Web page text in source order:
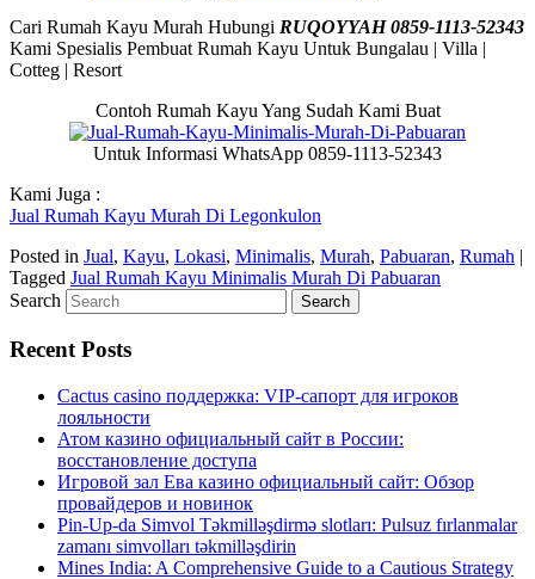
Cari Rumah Kayu Murah Hubungi RUQOYYAH 0859-1113-52343
Kami Spesialis Pembuat Rumah Kayu Untuk Bungalau | Villa |
Cotteg | Resort
Contoh Rumah Kayu Yang Sudah Kami Buat
Untuk Informasi WhatsApp 0859-1113-52343
Kami Juga :
Jual Rumah Kayu Murah Di Legonkulon
Posted in Jual, Kayu, Lokasi, Minimalis, Murah, Pabuaran, Rumah |
Tagged Jual Rumah Kayu Minimalis Murah Di Pabuaran
Search
Recent Posts
Cactus casino поддержка: VIP-сапорт для игроков
лояльности
Атом казино официальный сайт в России:
восстановление доступа
Игровой зал Ева казино официальный сайт: Обзор
провайдеров и новинок
Pin-Up-da Simvol Təkmilləşdirmə slotları: Pulsuz fırlanmalar
zamanı simvolları təkmilləşdirin
Mines India: A Comprehensive Guide to a Cautious Strategy